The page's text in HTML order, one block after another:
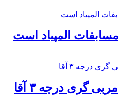
المپیاد است
گری درجه ۳ آقا